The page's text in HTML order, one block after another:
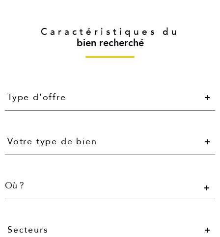
Caractéristiques du
bien recherché
d'offre
Type d'offre
de
bien
Votre type de bien
Secteurs